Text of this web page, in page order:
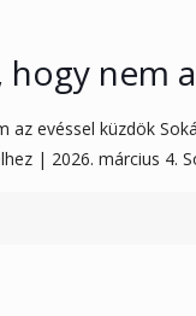
nem
az evéssel küzdök
| 2026. március 4.